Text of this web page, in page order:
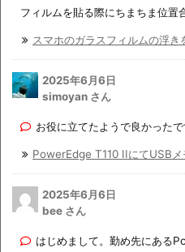
フィルムを貼る際にちまちま位置
スマホのガラスフィルムの浮き
2025年6月6日
simoyan さん
お役に立てたようで良かったで
PowerEdge T110 IIにてUSBメ
2025年6月6日
bee さん
はじめまして。勤め先にある